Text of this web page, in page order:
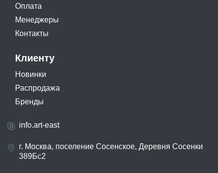
Оплата
Менеджеры
Контакты
Клиенту
Новинки
Распродажа
Бренды
info.art-east
г. Москва, поселение Сосенское, Деревня Сосенки
389Бс2